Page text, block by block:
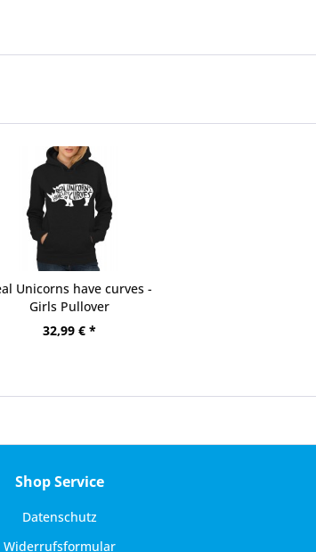
Unicorns have curves -
Girls Pullover
32,99 € *
Shop Service
Datenschutz
Widerrufsformular